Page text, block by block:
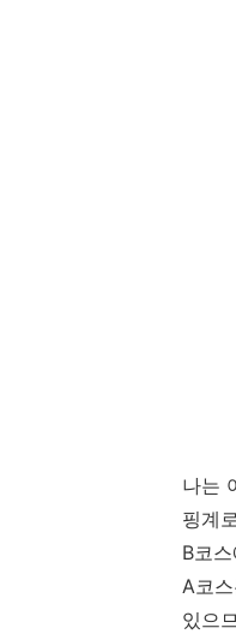
나는
핑계
B코
A코
있으